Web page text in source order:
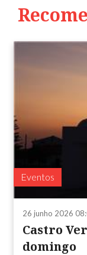
Eventos
26 junho 2026
Castro
domingo